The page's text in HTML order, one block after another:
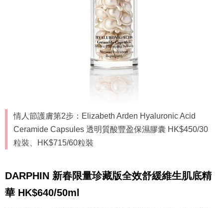
情人節護膚第2步：Elizabeth Arden Hyaluronic Acid
Ceramide Capsules 透明質酸豐盈保濕膠囊 HK$450/30
粒裝、HK$715/60粒裝
DARPHIN 新春限量珍藏版全效舒緩維生肌底精
華 HK$640/50ml